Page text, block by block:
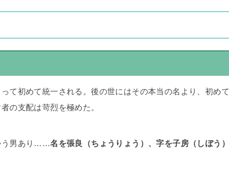
て初めて統一される。後の世にはその本当の名より、初めて
の支配は苛烈を極めた。
う男あり……名を張良（ちょうりょう）、字を子房（しぼう）